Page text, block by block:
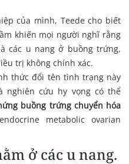
của mình, Teede cho biết
khiến mọi người nghĩ rằng
các u nang ở buồng trứng,
trị không chính xác.
thức đổi tên tình trạng này
nghiên cứu hy vọng có thể
buồng trứng chuyển hóa
metabolic ovarian
ở các u nang.